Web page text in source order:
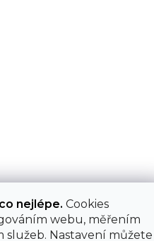
nejlépe. Cookies
webu, měřením
služeb. Nastavení můžete